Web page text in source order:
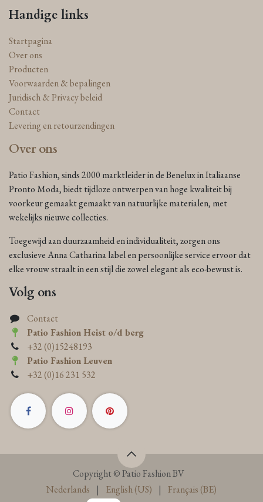
Handige links
Startpagina
Over ons
Producten
Voorwaarden & bepalingen
Juridisch & Privacy beleid
Contact
Levering en retourzendingen
Over ons
Patio Fashion, sinds 2000 marktleider in de Benelux in Italiaanse
Pronto Moda, biedt tijdloze ontwerpen van hoge kwaliteit bij
voorkeur gemaakt gemaakt van natuurlijke materialen, met
wekelijks nieuwe collecties.
Toegewijd aan duurzaamheid en individualiteit, zorgen ons
exclusieve Anna Catharina label en persoonlijke service ervoor dat
elke vrouw straalt in een stijl die zowel elegant als eco-bewust is.
Volg ons
Contact
Patio Fashion Heist o/d berg
+32 (0)15248193
Patio Fashion Leuven
+32 (0)16 231 532
Copyright © Patio Fashion BV
Nederlands
| English (US) |
Français (BE)